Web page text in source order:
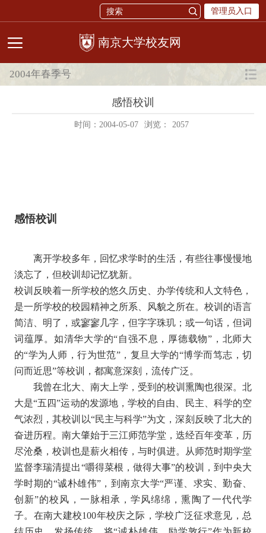
管理员入口
校友网
2004年春季号
感悟校训
时间：2004-05-07 浏览： 2057
感悟校训
离开学校多年，回忆求学时的生活，有些往事慢慢地
淡忘了，但校训却记忆犹新。
校训反映着一所学校的悠久历史、办学传统和人文特色，
是一所学校的校园精神之所系、风貌之所在。校训的语言
简洁、明了，或寥寥几字，但字字珠玑；或一句话，但词
词蕴厚。如清华大学的“自强不息，厚德载物”，北师大
的“学为人师，行为世范”，复旦大学的“博学而笃志，切
问而近思”等校训，都寓意深刻，流传广泛。
我曾在北大、南大上学，受到的校训熏陶也很深。北
大是“五四”运动的发源地，学校的自由、民主、科学的空
气浓烈，其校训以“民主与科学”为文，深刻反映了北大的
奋进历程。南大肇始于三江师范学堂，迭经百年变革，历
尽沧桑，校训也是薪火相传，与时俱进。从师范时期学堂
监督李瑞清提出“嚼得菜根，做得大事”的校训，到中央大
学时期的“诚朴雄伟”，到南京大学“严谨、求实、勤奋、
创新”的校风，一脉相承，学风绵绵，熏陶了一代代学
子。在南大建校100年校庆之际，学校广泛征求意见，总